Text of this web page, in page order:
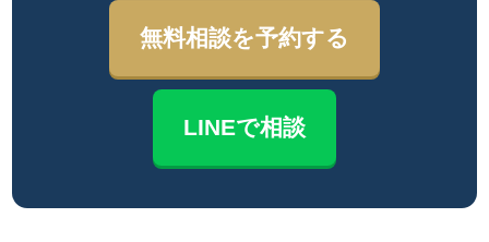
無料相談を予約する
LINEで相談